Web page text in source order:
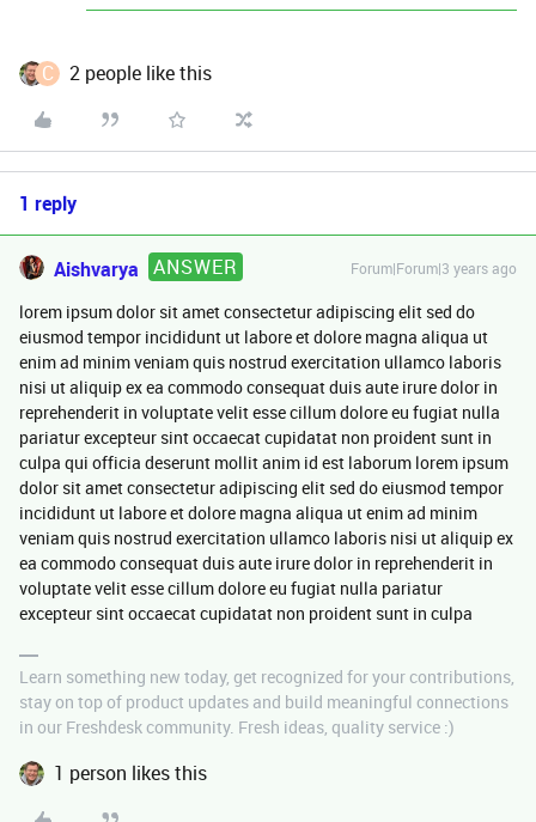
C 2 people like this
1 reply
Aishvarya ANSWER Forum|Forum|3 years ago
lorem ipsum dolor sit amet consectetur adipiscing elit sed do
eiusmod tempor incididunt ut labore et dolore magna aliqua ut
enim ad minim veniam quis nostrud exercitation ullamco laboris
nisi ut aliquip ex ea commodo consequat duis aute irure dolor in
reprehenderit in voluptate velit esse cillum dolore eu fugiat nulla
pariatur excepteur sint occaecat cupidatat non proident sunt in
culpa qui officia deserunt mollit anim id est laborum lorem ipsum
dolor sit amet consectetur adipiscing elit sed do eiusmod tempor
incididunt ut labore et dolore magna aliqua ut enim ad minim
veniam quis nostrud exercitation ullamco laboris nisi ut aliquip ex
ea commodo consequat duis aute irure dolor in reprehenderit in
voluptate velit esse cillum dolore eu fugiat nulla pariatur
excepteur sint occaecat cupidatat non proident sunt in culpa
Learn something new today, get recognized for your contributions,
stay on top of product updates and build meaningful connections
in our Freshdesk community. Fresh ideas, quality service :)
1 person likes this